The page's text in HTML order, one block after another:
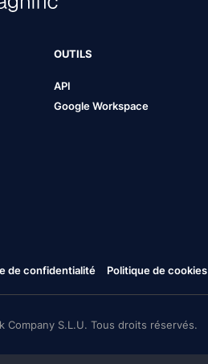
OUTILS
API
Google Workspace
de confidentialité Politique de cookies
S.L.U. Tous droits réservés.